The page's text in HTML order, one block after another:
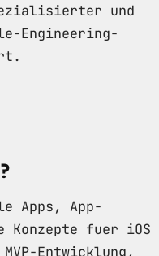
und
Engineering-
Apps, App-
Konzepte fuer iOS
Entwicklung,